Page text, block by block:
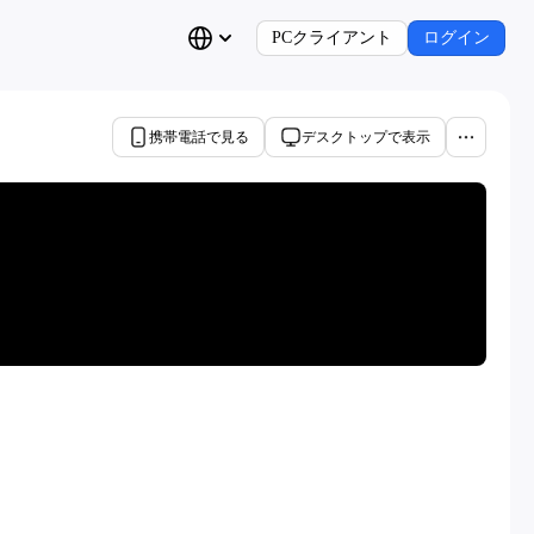
PCクライアント ログイン
携帯電話で見る デスクトップで表示